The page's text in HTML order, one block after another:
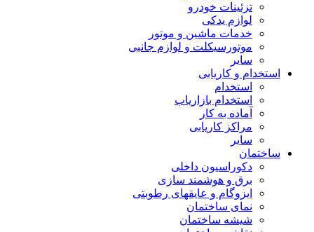
تزئینات خودرو
لوازم یدکی
خدمات ماشین و موتور
موتورسیکلت و لوازم جانبی
سایر
استخدام و کاریابی
استخدام
استخدام بازاریاب
آماده به کار
مراکز کاریابی
سایر
ساختمان
دکوراسیون داخلی
برق و هوشمند سازی
ایزوگام و عایقهای رطوبتی
نمای ساختمان
شیشه ساختمان